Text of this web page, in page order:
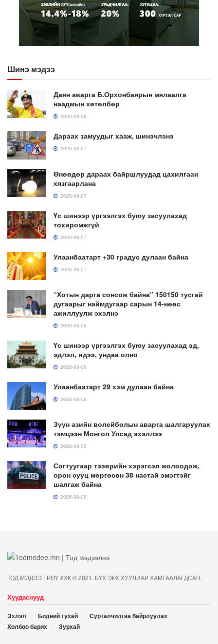
Шинэ мэдээ
Даян аварга Б.Орхонбаярын мялаалга
наадмын хөтөлбөр
2026-08-08
Дараах замуудыг хааж, шинэчлэнэ
2026-08-07
Өнөөдөр дараах байршлуудад цахилгаан
хязгаарлана
2026-08-07
Үс шинээр үргээлгэх буюу засуулахад
тохиромжгүй
2026-08-07
Улаанбаатарт +30 градус дулаан байна
2026-08-07
“Хотын дарга сонсож байна” 150150 тусгай
дугаарыг наймдугаар сарын 14-нөөс
ажиллуулж эхэлнэ
2026-08-06
Үс шинээр үргээлгэх буюу засуулахад эд,
эдлэл, идээ, ундаа олно
2026-08-06
Улаанбаатарт 29 хэм дулаан байна
2026-08-06
Зүүн азийн волейболын аварга шалгаруулах
тэмцээн Монгол Улсад эхэллээ
2026-08-05
Согтуугаар тээврийн хэрэгсэл жолоодож,
орон сууц мөргөсөн 38 настай эмэгтэйг
шалгаж байна
2026-08-05
ТОД МЭДЭЭ ГРӨҮ ХХК © 2021. БҮХ ЭРХ ХУУЛИАР ХАМГААЛАГДСАН.
Хуудаснууд
Эхлэл Бидний тухай
Сурталчилгаа байрлуулах
Холбоо барих
Зурхай